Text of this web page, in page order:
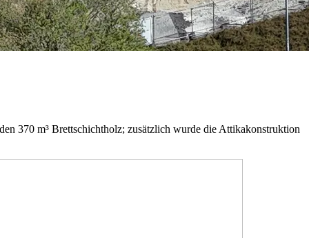
370 m³ Brettschichtholz; zusätzlich wurde die Attikakonstruktion